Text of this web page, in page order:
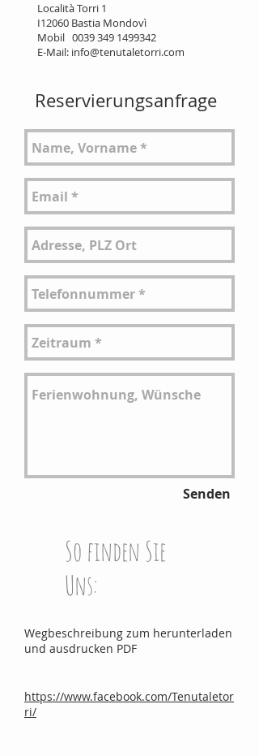
Reservierungsanfrage
Senden
So finden Sie
Uns:
Wegbeschreibung zum herunterladen
und ausdrucken PDF
https://www.facebook.com/Tenutaletor
ri/
Località Torri 1
I12060 Bastia Mondovì
Mobil 0039 349 1499342
E-Mail: info@tenutaletorri.com